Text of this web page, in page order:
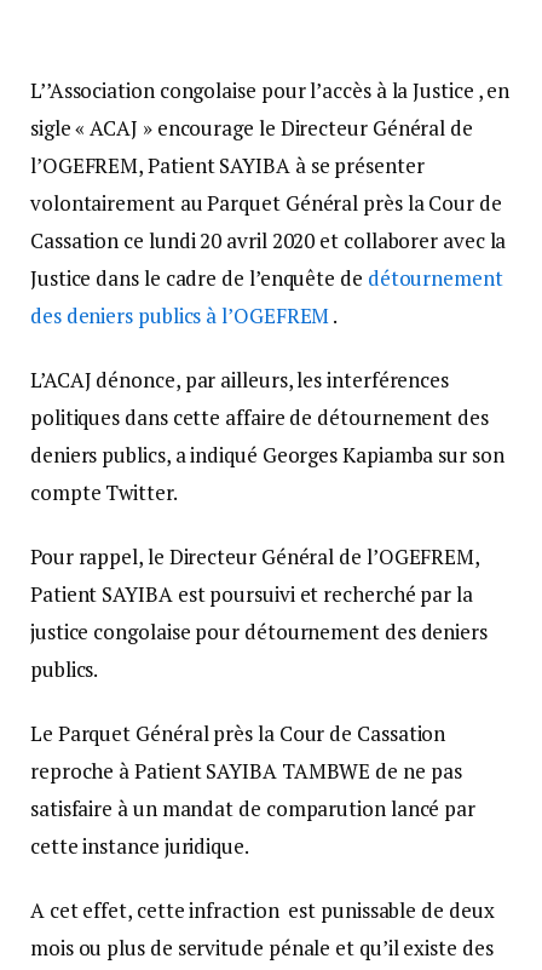
L’’Association congolaise pour l’accès à la Justice , en
sigle « ACAJ » encourage le Directeur Général de
l’OGEFREM, Patient SAYIBA à se présenter
volontairement au Parquet Général près la Cour de
Cassation ce lundi 20 avril 2020 et collaborer avec la
Justice dans le cadre de l’enquête de détournement
des deniers publics à l’OGEFREM.
L’ACAJ dénonce, par ailleurs, les interférences
politiques dans cette affaire de détournement des
deniers publics, a indiqué Georges Kapiamba sur son
compte Twitter.
Pour rappel, le Directeur Général de l’OGEFREM,
Patient SAYIBA est poursuivi et recherché par la
justice congolaise pour détournement des deniers
publics.
Le Parquet Général près la Cour de Cassation
reproche à Patient SAYIBA TAMBWE de ne pas
satisfaire à un mandat de comparution lancé par
cette instance juridique.
A cet effet, cette infraction est punissable de deux
mois ou plus de servitude pénale et qu’il existe des